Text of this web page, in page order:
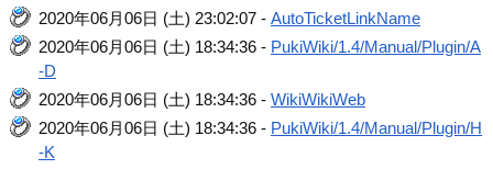
2020年06月06日 (土) 23:02:07 -AutoTicketLinkName
2020年06月06日 (土) 18:34:36 - PukiWiki/1.4/Manual/Plugin/A
-D
2020年06月06日 (土) 18:34:36 -WikiWikiWeb
2020年06月06日 (土) 18:34:36 - PukiWiki/1.4/Manual/Plugin/H
-K